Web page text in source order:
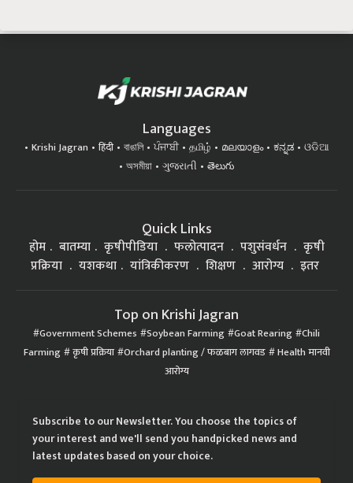
বাঙালি ਪੰਜਾਬੀ தமிழ்
অসমীয়া
ગુજરાતી తెలుగు
कृषीपीडिया फलोत्पादन
प्रक्रिया
यशकथा यांत्रिकीकरण शिक्षण आरोग्य इतर
Government Schemes Soybean Farming Goat Rearing
Farming कृषी प्रक्रिया Orchard planting / फळबाग लागवड Health मानवी
आरोग्य
your interest and we'll send you handpicked news and
latest updates based on your choice.
Subscribe Newsletters